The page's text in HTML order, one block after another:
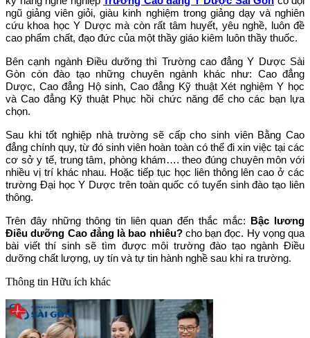
ngũ giảng viên giỏi, giàu kinh nghiệm trong giảng dạy và nghiên
cứu khoa học Y Dược mà còn rất tâm huyết, yêu nghề, luôn đề
cao phẩm chất, đạo đức của một thầy giáo kiêm luôn thầy thuốc.
Bên cạnh ngành Điều dưỡng thì Trường cao đẳng Y Dược Sài
Gòn còn đào tạo những chuyên ngành khác như: Cao đẳng
Dược, Cao đẳng Hộ sinh, Cao đẳng Kỹ thuật Xét nghiệm Y học
và Cao đẳng Kỹ thuật Phục hồi chức năng để cho các bạn lựa
chọn.
Sau khi tốt nghiệp nhà trường sẽ cấp cho sinh viên Bằng Cao
đẳng chính quy, từ đó sinh viên hoàn toàn có thể đi xin việc tại các
cơ sở y tế, trung tâm, phòng khám…. theo đúng chuyên môn với
nhiều vị trí khác nhau. Hoặc tiếp tục học liên thông lên cao ở các
trường Đại học Y Dược trên toàn quốc có tuyển sinh đào tạo liên
thông.
Trên đây những thông tin liên quan đến thắc mắc: Bậc lương
Điều dưỡng Cao đẳng là bao nhiêu?cho bạn đọc. Hy vọng qua
bài viết thí sinh sẽ tìm được môi trường đào tạo ngành Điều
dưỡng chất lượng, uy tín và tự tin hành nghề sau khi ra trường.
Thông tin Hữu ích khác